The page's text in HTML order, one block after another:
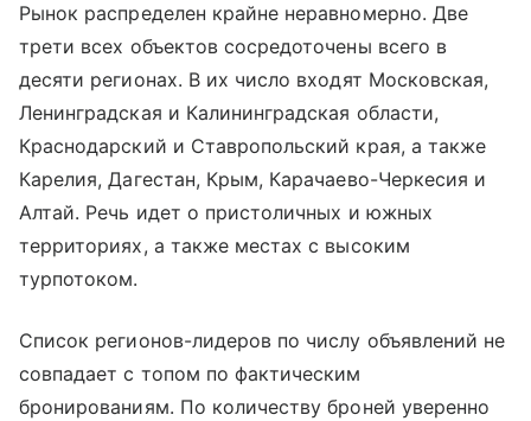
Рынок распределен крайне неравномерно. Две
трети всех объектов сосредоточены всего в
десяти регионах. В их число входят Московская,
Ленинградская и Калининградская области,
Краснодарский и Ставропольский края, а также
Карелия, Дагестан, Крым, Карачаево-Черкесия и
Алтай. Речь идет о пристоличных и южных
территориях, а также местах с высоким
турпотоком.
Список регионов-лидеров по числу объявлений не
совпадает с топом по фактическим
бронированиям. По количеству броней уверенно